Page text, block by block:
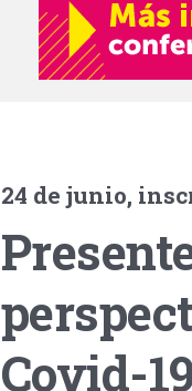
24 de junio,
Covid-